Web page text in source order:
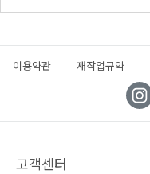
이용약관 재작업규약
고객센터